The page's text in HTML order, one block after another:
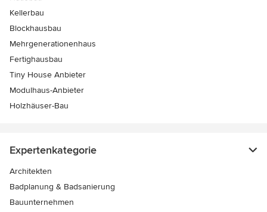
Kellerbau
Blockhausbau
Mehrgenerationenhaus
Fertighausbau
Tiny House Anbieter
Modulhaus-Anbieter
Holzhäuser-Bau
Expertenkategorie
Architekten
Badplanung & Badsanierung
Bauunternehmen